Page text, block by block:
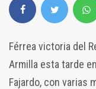
Férrea victoria del
Armilla esta tarde
Fajardo, con varias